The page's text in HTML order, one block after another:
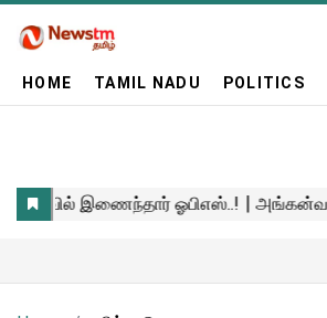
HOME TAMIL NADU POLITICS